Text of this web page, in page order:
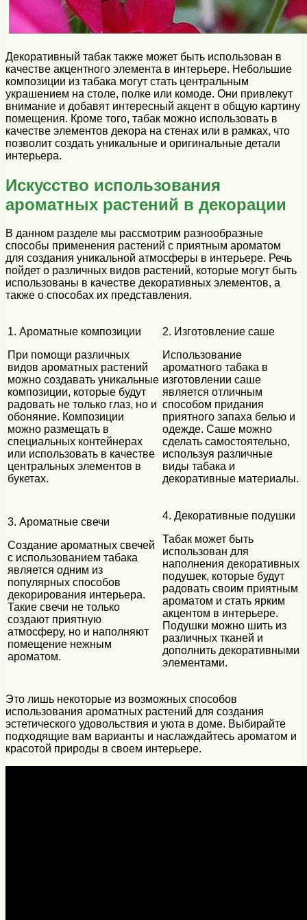
Декоративный табак также может быть использован в
качестве акцентного элемента в интерьере. Небольшие
композиции из табака могут стать центральным
украшением на столе, полке или комоде. Они привлекут
внимание и добавят интересный акцент в общую картину
помещения. Кроме того, табак можно использовать в
качестве элементов декора на стенах или в рамках, что
позволит создать уникальные и оригинальные детали
интерьера.
Искусство использования
ароматных растений в декорации
В данном разделе мы рассмотрим разнообразные
способы применения растений с приятным ароматом
для создания уникальной атмосферы в интерьере. Речь
пойдет о различных видов растений, которые могут быть
использованы в качестве декоративных элементов, а
также о способах их представления.
1. Ароматные композиции
При помощи различных
видов ароматных растений
можно создавать уникальные
композиции, которые будут
радовать не только глаз, но и
обоняние. Композиции
можно размещать в
специальных контейнерах
или использовать в качестве
центральных элементов в
букетах.
2. Изготовление саше
Использование
ароматного табака в
изготовлении саше
является отличным
способом придания
приятного запаха белью и
одежде. Саше можно
сделать самостоятельно,
используя различные
виды табака и
декоративные материалы.
3. Ароматные свечи
Создание ароматных свечей
с использованием табака
является одним из
популярных способов
декорирования интерьера.
Такие свечи не только
создают приятную
атмосферу, но и наполняют
помещение нежным
ароматом.
4. Декоративные подушки
Табак может быть
использован для
наполнения декоративных
подушек, которые будут
радовать своим приятным
ароматом и стать ярким
акцентом в интерьере.
Подушки можно шить из
различных тканей и
дополнить декоративными
элементами.
Это лишь некоторые из возможных способов
использования ароматных растений для создания
эстетического удовольствия и уюта в доме. Выбирайте
подходящие вам варианты и наслаждайтесь ароматом и
красотой природы в своем интерьере.